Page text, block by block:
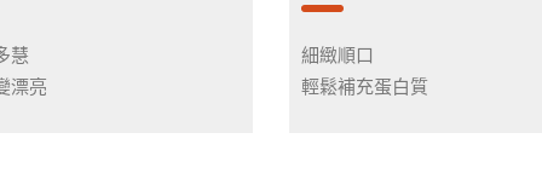
慧
漂亮
細緻順口
輕鬆補充蛋白質